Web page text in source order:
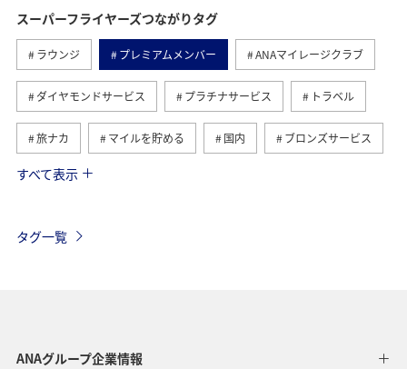
スーパーフライヤーズつながりタグ
ラウンジ プレミアムメンバー ANAマイレージクラブ
ダイヤモンドサービス プラチナサービス トラベル
旅ナカ マイルを貯める 国内 ブロンズサービス
海外
すべて表示
タグ一覧
ANAグループ企業情報